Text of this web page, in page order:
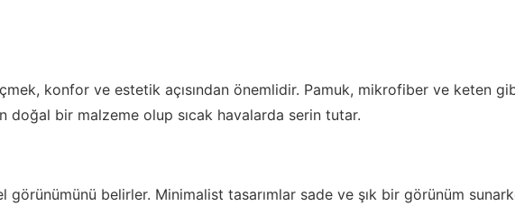
konfor ve estetik açısından önemlidir. Pamuk, mikrofiber ve keten
doğal bir malzeme olup sıcak havalarda serin tutar.
görünümünü belirler. Minimalist tasarımlar sade ve şık bir görünüm